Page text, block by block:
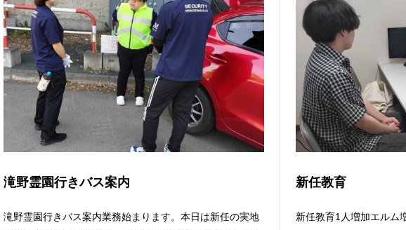
滝野霊園行きバス案内
滝野霊園行きバス案内業務始まります。本日は新任の実地
新任教育
新任教育1人増加エルム